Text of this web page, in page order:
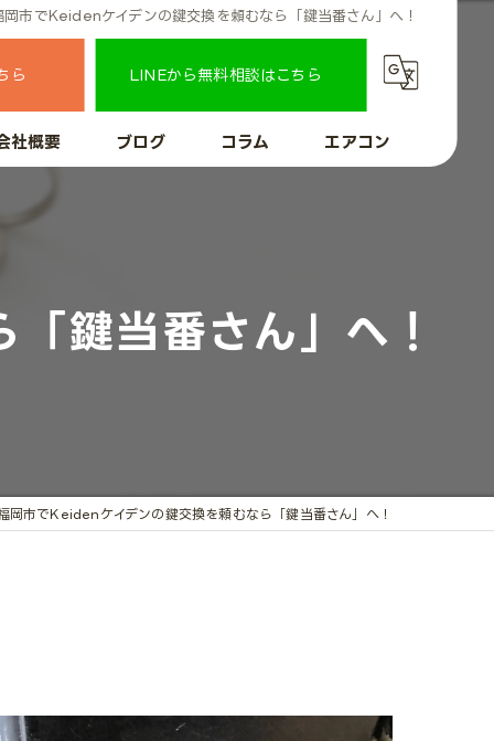
岡市でKeidenケイデンの鍵交換を頼むなら「鍵当番さん」へ！
ら LINEから無料相談はこちら
社概要 ブログ コラム エアコン
鍵当番さん」へ！
岡市でKeidenケイデンの鍵交換を頼むなら「鍵当番さん」へ！